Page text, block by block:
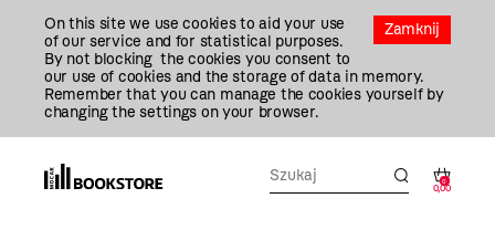
Zamknij
On this site we use cookies to aid your use
of our service and for statistical purposes.
By not blocking the cookies you consent to
our use of cookies and the storage of data in memory.
Remember that you can manage the cookies yourself by
changing the settings on your browser.
0
0,00